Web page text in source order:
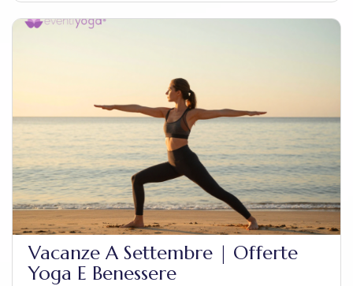
Vacanze A Settembre | Offerte
Yoga E Benessere